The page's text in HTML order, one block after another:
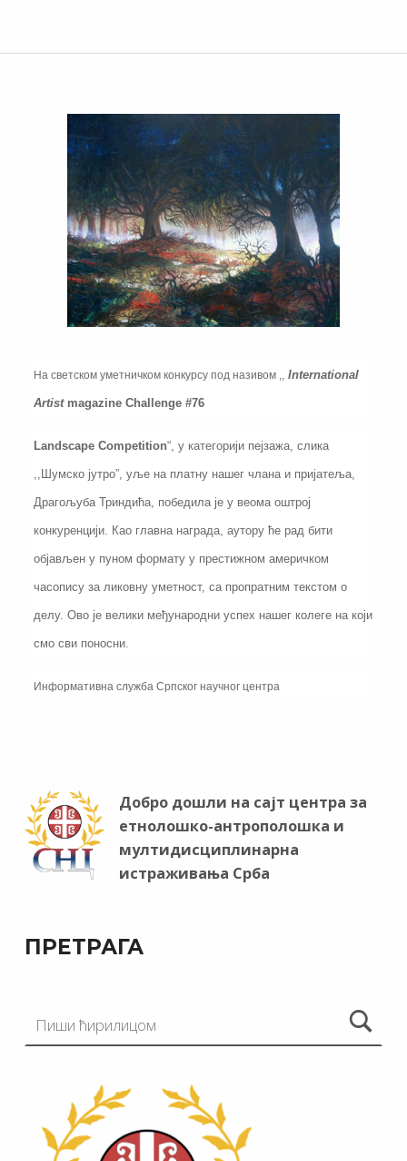
На светском уметничком конкурсу под називом ,, International
Artist magazine Challenge #76
Landscape Competition“, у категорији пејзажа, слика
,,Шумско јутро”, уље на платну нашег члана и пријатеља,
Драгољуба Триндића, победила је у веома оштрој
конкуренцији. Као главна награда, аутору ће рад бити
објављен у пуном формату у престижном америчком
часопису за ликовну уметност, са пропратним текстом о
делу. Ово је велики међународни успех нашег колеге на који
смо сви поносни.
Информативна служба Српског научног центра
Добро дошли на сајт центра за
етнолошко-антрополошка и
мултидисциплинарна
истраживања Срба
ПРЕТРАГА